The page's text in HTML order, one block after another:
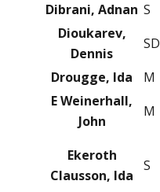
Dibrani, Adnan S
Dioukarev,
Dennis
SD
Drougge, Ida
M
E Weinerhall,
John
M
Ekeroth
Clausson, Ida
S